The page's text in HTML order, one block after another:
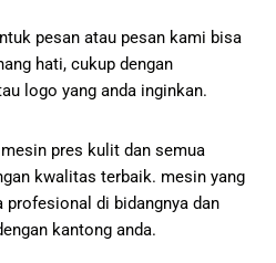
pesan atau pesan kami bisa
hati, cukup dengan
logo yang anda inginkan.
pres kulit dan semua
kwalitas terbaik. mesin yang
di bidangnya dan
kantong anda.